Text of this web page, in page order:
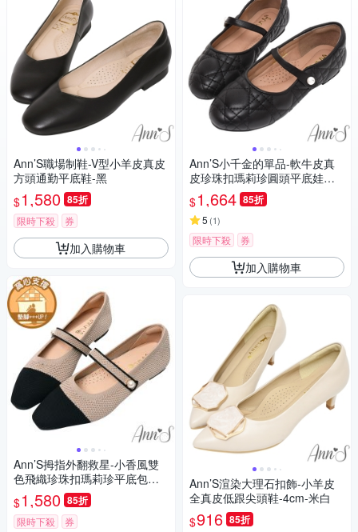
Ann’S職場制鞋-V型小羊皮真皮
方頭通勤平底鞋-黑
$1,580 85折
限時下殺 券
加入購物車
Ann’S拇指外翻救星-小香風雙
色飛織珍珠扣瑪莉珍平底包鞋1
cm-黑杏
$1,580 85折
限時下殺 券
Ann’S小千金的單品-軟牛皮真
皮珍珠扣瑪莉珍圓頭平底娃娃
鞋-黑
$1,664 85折
5 (1)
限時下殺 券
加入購物車
Ann’S渲染大理石扣飾-小羊皮
全真皮低跟尖頭鞋-4cm-米白
$916 85折